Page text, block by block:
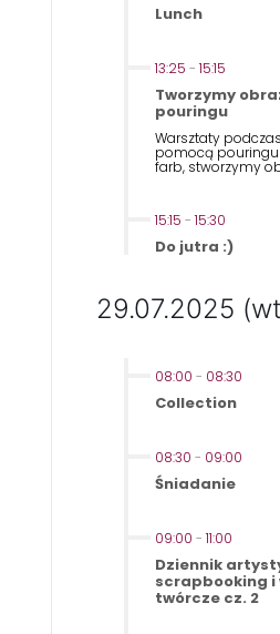
Lunch
13:25 - 15:15
Tworzymy
pouringu
Warsztaty
pomocą pouringu
farb, stworzymy
15:15 - 15:30
Do jutra :)
29.07.2025
08:00 - 08:30
Collection
08:30 - 09:00
Śniadanie
09:00 - 11:00
Dziennik
scrapbooking
twórcze cz. 2